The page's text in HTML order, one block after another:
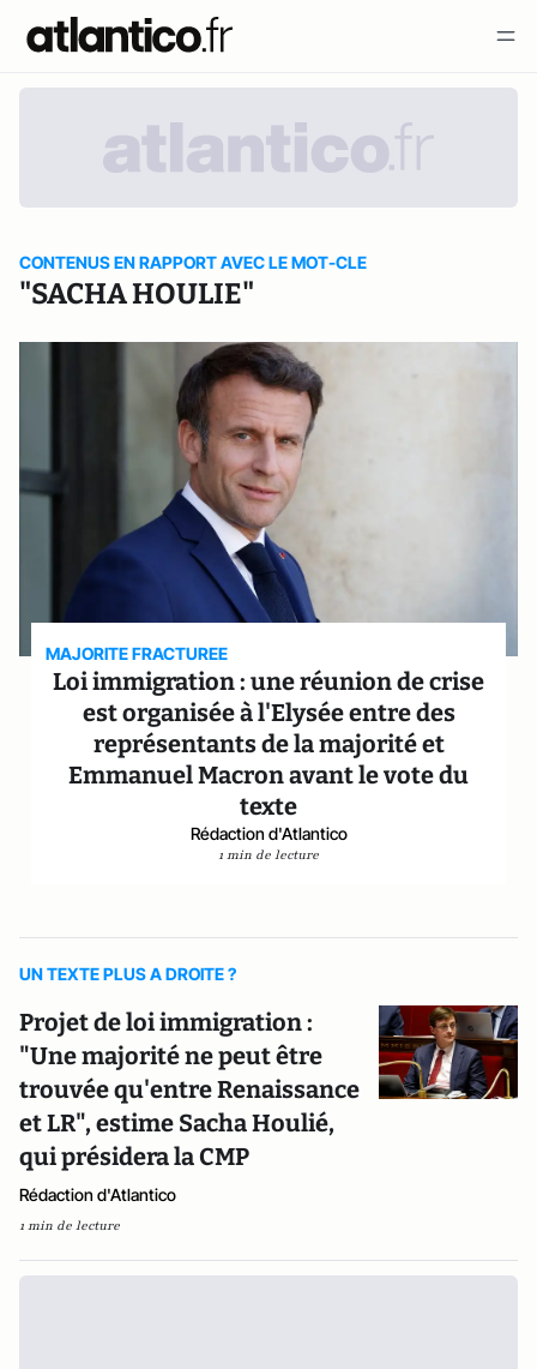
CONTENUS EN RAPPORT AVEC LE MOT-CLE
"SACHA HOULIE"
MAJORITE FRACTUREE
Loi immigration : une réunion de crise
est organisée à l'Elysée entre des
représentants de la majorité et
Emmanuel Macron avant le vote du
texte
Rédaction d'Atlantico
1 min de lecture
UN TEXTE PLUS A DROITE ?
Projet de loi immigration :
"Une majorité ne peut être
trouvée qu'entre Renaissance
et LR", estime Sacha Houlié,
qui présidera la CMP
Rédaction d'Atlantico
1 min de lecture